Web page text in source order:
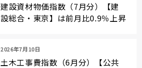
建設資材物価指数（7月分）【建
設総合・東京】は前月比0.9％上昇
2026年7月10日
土木工事費指数（6月分）【公共